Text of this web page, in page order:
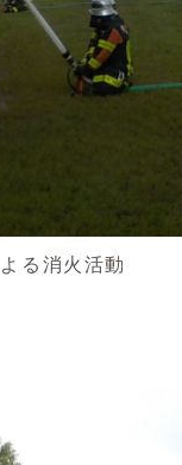
る消火活動